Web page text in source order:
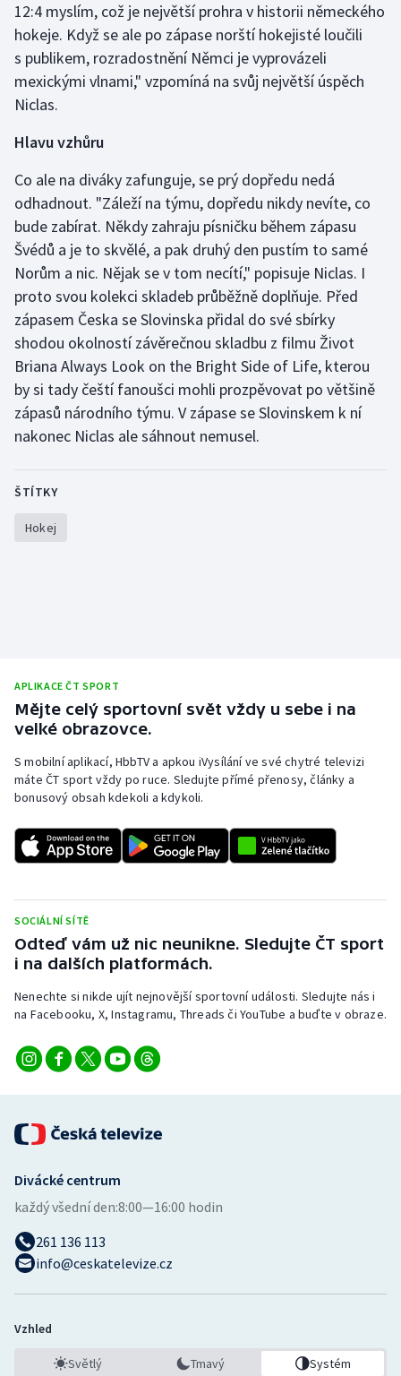
12:4 myslím, což je největší prohra v historii německého
hokeje. Když se ale po zápase norští hokejisté loučili
s publikem, rozradostnění Němci je vyprovázeli
mexickými vlnami," vzpomíná na svůj největší úspěch
Niclas.
Hlavu vzhůru
Co ale na diváky zafunguje, se prý dopředu nedá
odhadnout. "Záleží na týmu, dopředu nikdy nevíte, co
bude zabírat. Někdy zahraju písničku během zápasu
Švédů a je to skvělé, a pak druhý den pustím to samé
Norům a nic. Nějak se v tom necítí," popisuje Niclas. I
proto svou kolekci skladeb průběžně doplňuje. Před
zápasem Česka se Slovinska přidal do své sbírky
shodou okolností závěrečnou skladbu z filmu Život
Briana Always Look on the Bright Side of Life, kterou
by si tady čeští fanoušci mohli prozpěvovat po většině
zápasů národního týmu. V zápase se Slovinskem k ní
nakonec Niclas ale sáhnout nemusel.
ŠTÍTKY
Hokej
APLIKACE ČT SPORT
Mějte celý sportovní svět vždy u sebe i na
velké obrazovce.
S mobilní aplikací, HbbTV a apkou iVysílání ve své chytré televizi
máte ČT sport vždy po ruce. Sledujte přímé přenosy, články a
bonusový obsah kdekoli a kdykoli.
SOCIÁLNÍ SÍTĚ
Odteď vám už nic neunikne. Sledujte ČT sport
i na dalších platformách.
Nenechte si nikde ujít nejnovější sportovní události. Sledujte nás i
na Facebooku, X, Instagramu, Threads či YouTube a buďte v obraze.
Divácké centrum
každý všední den:8:00—16:00 hodin
261 136 113
info@ceskatelevize.cz
Vzhled
Světlý Tmavý Systém